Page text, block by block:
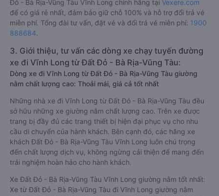
Đỏ - Bà Rịa-Vũng Tàu Vĩnh Long chính hãng tại Vexere.com
để có giá rẻ nhất, đảm bảo giữ chỗ 100% và hỗ trợ đổi trả vé
miễn phí. Tổng đài tư vấn, đặt vé và đổi trả vé miễn phí: 1900
888684.
3. Giới thiệu, tư vấn các dòng xe chạy tuyến đường
xe đi Vĩnh Long từ Đất Đỏ - Bà Rịa-Vũng Tàu:
Dòng xe đi Vĩnh Long từ Đất Đỏ - Bà Rịa-Vũng Tàu giường
nằm chất lượng cao: Thoải mái, giá cả tốt nhất
Những nhà xe đi Vĩnh Long từ Đất Đỏ - Bà Rịa-Vũng Tàu đều
sở hữu những xe giường nằm chất lượng cao. Trên xe được
trang bị đầy đủ các trang thiết bị hiện đại phục vụ cho nhu
cầu di chuyển của hành khách. Bên cạnh đó, các hãng xe
khách Đất Đỏ - Bà Rịa-Vũng Tàu Vĩnh Long luôn chú trọng
đến chất lượng dịch vụ, không ngừng cải thiện để mang đến
trải nghiệm hoàn hảo cho hành khách.
Xe Đất Đỏ - Bà Rịa-Vũng Tàu Vĩnh Long giường nằm tốt nhất:
Xe từ Đất Đỏ - Bà Rịa-Vũng Tàu đi Vĩnh Long giường nằm